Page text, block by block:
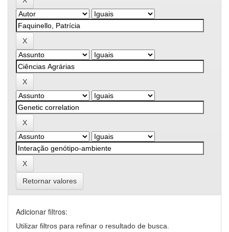
Retornar valores
Adicionar filtros:
Utilizar filtros para refinar o resultado de busca.